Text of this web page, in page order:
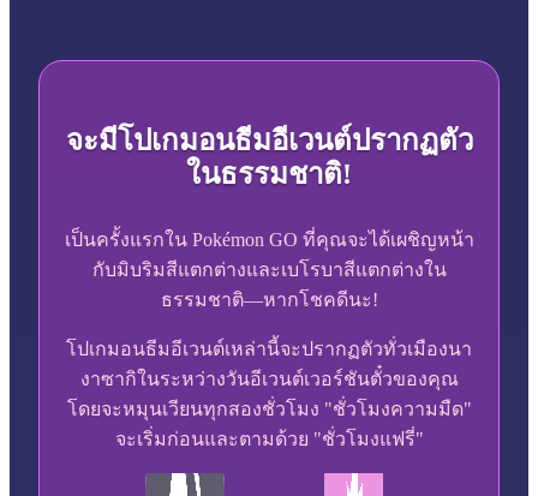
จะมีโปเกมอนธีมอีเวนต์ปรากฏตัว
ในธรรมชาติ!
เป็นครั้งแรกใน Pokémon GO ที่คุณจะได้เผชิญหน้า
กับมิบริมสีแตกต่างและเบโรบาสีแตกต่างใน
ธรรมชาติ—หากโชคดีนะ!
โปเกมอนธีมอีเวนต์เหล่านี้จะปรากฏตัวทั่วเมืองนา
งาซากิในระหว่างวันอีเวนต์เวอร์ชันตั๋วของคุณ
โดยจะหมุนเวียนทุกสองชั่วโมง "ชั่วโมงความมืด"
จะเริ่มก่อนและตามด้วย "ชั่วโมงแฟรี่"